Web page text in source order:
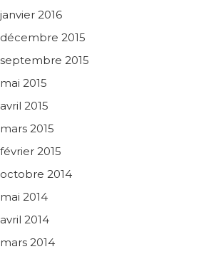
janvier 2016
décembre 2015
septembre 2015
mai 2015
avril 2015
mars 2015
février 2015
octobre 2014
mai 2014
avril 2014
mars 2014